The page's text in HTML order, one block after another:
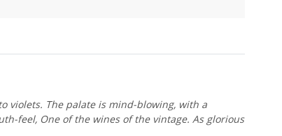
violets. The palate is mind-blowing, with a
feel, One of the wines of the vintage. As glorious